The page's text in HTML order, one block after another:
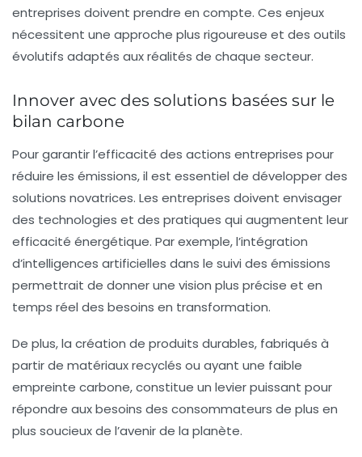
entreprises doivent prendre en compte. Ces enjeux
nécessitent une approche plus rigoureuse et des outils
évolutifs adaptés aux réalités de chaque secteur.
Innover avec des solutions basées sur le
bilan carbone
Pour garantir l’efficacité des actions entreprises pour
réduire les émissions, il est essentiel de développer des
solutions novatrices. Les entreprises doivent envisager
des technologies et des pratiques qui augmentent leur
efficacité énergétique. Par exemple, l’intégration
d’intelligences artificielles dans le suivi des émissions
permettrait de donner une vision plus précise et en
temps réel des besoins en transformation.
De plus, la création de produits durables, fabriqués à
partir de matériaux recyclés ou ayant une faible
empreinte carbone, constitue un levier puissant pour
répondre aux besoins des consommateurs de plus en
plus soucieux de l’avenir de la planète.